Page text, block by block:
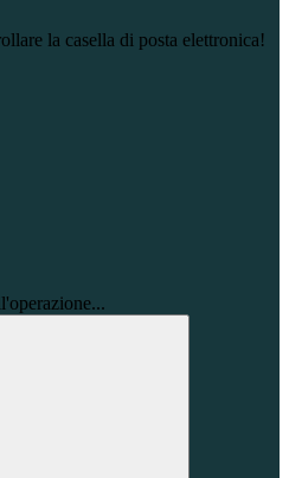
la casella di posta elettronica!